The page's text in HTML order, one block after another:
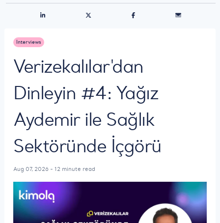
Interviews
Verizekalılar'dan
Dinleyin #4: Yağız
Aydemir ile Sağlık
Sektöründe İçgörü
Aug 07, 2026 - 12 minute read